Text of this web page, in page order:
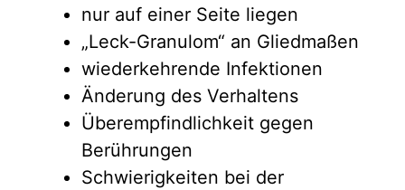
nur auf einer Seite liegen
„Leck-Granulom“ an Gliedmaßen
wiederkehrende Infektionen
Änderung des Verhaltens
Überempfindlichkeit gegen
Berührungen
Schwierigkeiten bei der